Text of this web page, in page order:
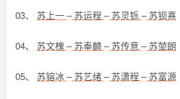
03、 苏上一–苏运程 –苏灵铄–苏钡熹
04、 苏文槐 –苏奉麟–苏传意 –苏堃朗
05、 苏镕冰 –苏艺绪–苏潇程 –苏富源